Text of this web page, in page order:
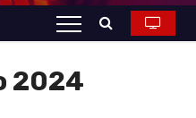
2024